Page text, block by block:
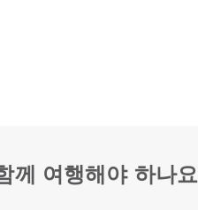
께 여행해야 하나요